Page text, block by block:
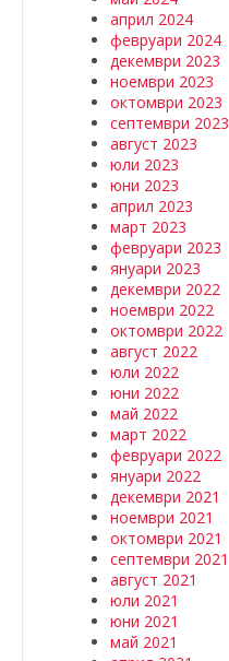
април 2024
февруари 2024
декември 2023
ноември 2023
октомври 2023
септември 2023
август 2023
юли 2023
юни 2023
април 2023
март 2023
февруари 2023
януари 2023
декември 2022
ноември 2022
октомври 2022
август 2022
юли 2022
юни 2022
май 2022
март 2022
февруари 2022
януари 2022
декември 2021
ноември 2021
октомври 2021
септември 2021
август 2021
юли 2021
юни 2021
май 2021